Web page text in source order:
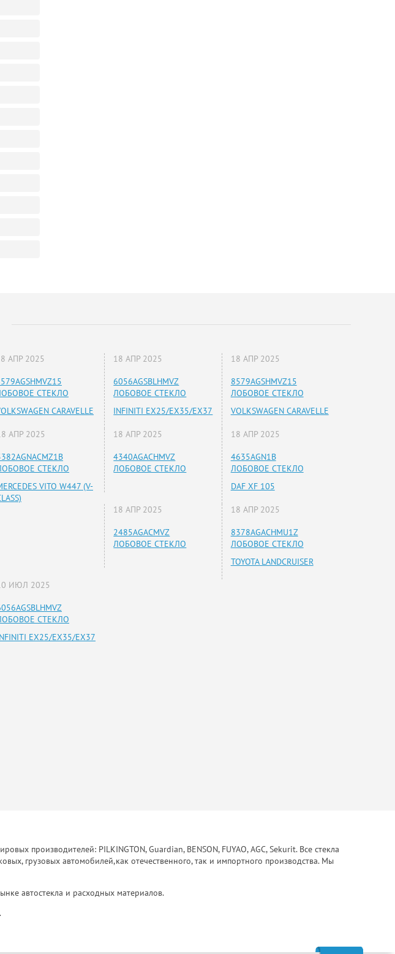
АПР 2025
СТЕКЛО
CARAVELLE
18 АПР 2025
6056AGSBLHMVZ
ЛОБОВОЕ СТЕКЛО
INFINITI EX25/EX35/EX37
18 АПР 2025
8579AGSHMVZ15
ЛОБОВОЕ СТЕКЛО
VOLKSWAGEN CARAVELLE
АПР 2025
СТЕКЛО
VITO W447 (V-
18 АПР 2025
4340AGACHMVZ
ЛОБОВОЕ СТЕКЛО
18 АПР 2025
4635AGN1B
ЛОБОВОЕ СТЕКЛО
DAF XF 105
18 АПР 2025
2485AGACMVZ
ЛОБОВОЕ СТЕКЛО
18 АПР 2025
8378AGACHMU1Z
ЛОБОВОЕ СТЕКЛО
TOYOTA LANDCRUISER
ИЮЛ 2025
СТЕКЛО
EX25/EX35/EX37
производителей: PILKINGTON, Guardian, BENSON, FUYAO, AGC, Sekurit. Все стекла
грузовых автомобилей,как отечественного, так и импортного производства. Мы
автостекла и расходных материалов.